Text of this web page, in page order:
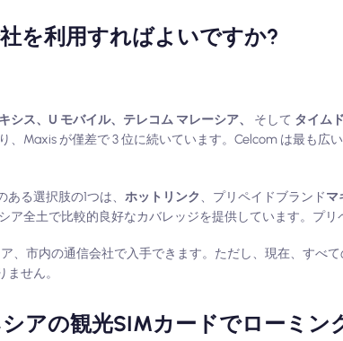
を利用すればよいですか?
シス、U モバイル、テレコム マレーシア、 そして タイム
、Maxis が僅差で 3 位に続いています。Celcom は最も広
ある選択肢の1つは、ホットリンク、プリペイドブランドマ
ア全土で比較的良好なカバレッジを提供しています。プ
、市内の通信会社で入手できます。ただし、現在、すべ
せん。
アの観光SIMカードでローミン